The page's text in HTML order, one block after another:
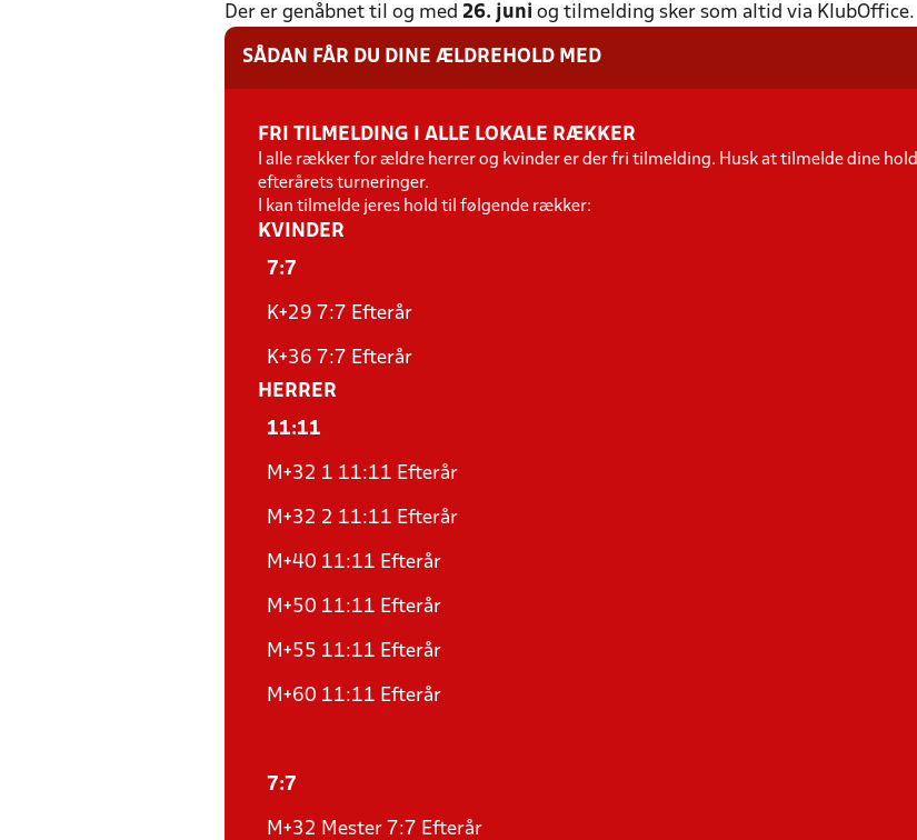
Der er genåbnet til og med 26. juni og tilmelding sker som altid via KlubOffice.
SÅDAN FÅR DU DINE ÆLDREHOLD MED
FRI TILMELDING I ALLE LOKALE RÆKKER
I alle rækker for ældre herrer og kvinder er der fri tilmelding. Husk at tilmelde dine hold
efterårets turneringer.
I kan tilmelde jeres hold til følgende rækker:
KVINDER
7:7
K+29 7:7 Efterår
K+36 7:7 Efterår
HERRER
11:11
M+32 1 11:11 Efterår
M+32 2 11:11 Efterår
M+40 11:11 Efterår
M+50 11:11 Efterår
M+55 11:11 Efterår
M+60 11:11 Efterår
7:7
M+32 Mester 7:7 Efterår